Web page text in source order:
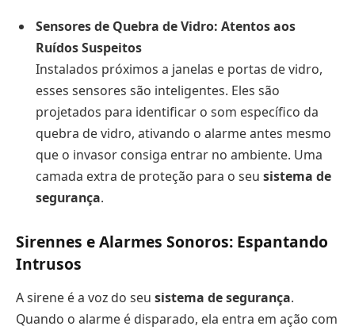
Sensores de Quebra de Vidro: Atentos aos
Ruídos Suspeitos
Instalados próximos a janelas e portas de vidro,
esses sensores são inteligentes. Eles são
projetados para identificar o som específico da
quebra de vidro, ativando o alarme antes mesmo
que o invasor consiga entrar no ambiente. Uma
camada extra de proteção para o seu sistema de
segurança.
Sirennes e Alarmes Sonoros: Espantando
Intrusos
A sirene é a voz do seu sistema de segurança.
Quando o alarme é disparado, ela entra em ação com